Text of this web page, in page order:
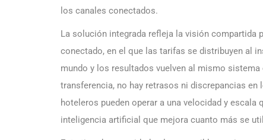
los canales conectados.
La solución integrada refleja la visión compartida
conectado, en el que las tarifas se distribuyen al
mundo y los resultados vuelven al mismo
transferencia, no hay retrasos ni discrepancias
hoteleros pueden operar a una velocidad y
inteligencia artificial que mejora cuanto más se